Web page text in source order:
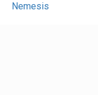
Nemesis